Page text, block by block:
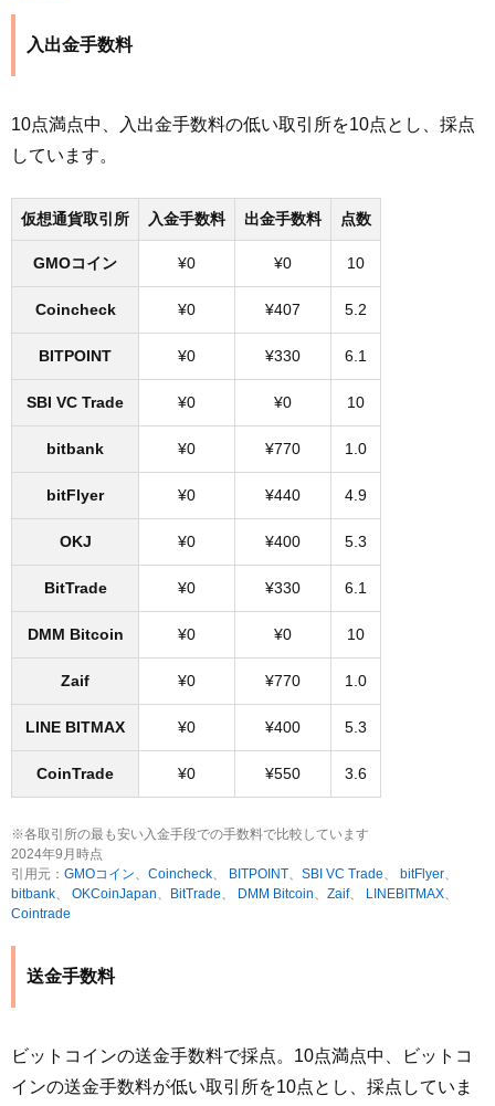
入出金手数料
10点満点中、入出金手数料の低い取引所を10点とし、採点
しています。
仮想通貨取引所 入金手数料 出金手数料 点数
GMOコイン ¥0 ¥0 10
Coincheck ¥0 ¥407 5.2
BITPOINT ¥0 ¥330 6.1
SBI VC Trade ¥0 ¥0 10
bitbank ¥0 ¥770 1.0
bitFlyer ¥0 ¥440 4.9
OKJ ¥0 ¥400 5.3
BitTrade ¥0 ¥330 6.1
DMM Bitcoin ¥0 ¥0 10
Zaif ¥0 ¥770 1.0
LINE BITMAX ¥0 ¥400 5.3
CoinTrade ¥0 ¥550 3.6
※各取引所の最も安い入金手段での手数料で比較しています
2024年9月時点
引用元： GMOコイン、 Coincheck、 BITPOINT、 SBI VC Trade、 bitFlyer、
bitbank、 OKCoinJapan、 BitTrade、 DMM Bitcoin、 Zaif、 LINEBITMAX、
Cointrade
送金手数料
ビットコインの送金手数料で採点。10点満点中、ビットコ
インの送金手数料が低い取引所を10点とし、採点していま